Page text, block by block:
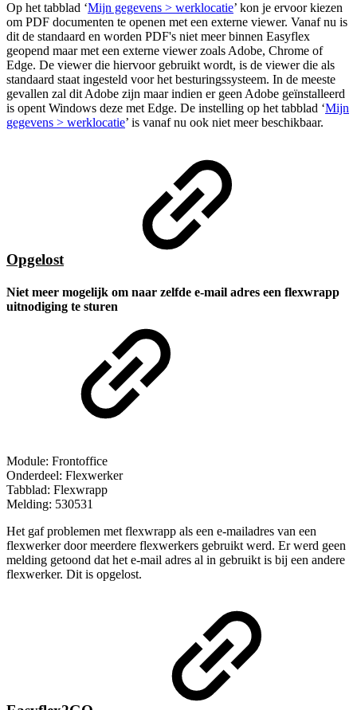
Op het tabblad ‘Mijn gegevens > werklocatie’ kon je ervoor kiezen
om PDF documenten te openen met een externe viewer. Vanaf nu is
dit de standaard en worden PDF's niet meer binnen Easyflex
geopend maar met een externe viewer zoals Adobe, Chrome of
Edge. De viewer die hiervoor gebruikt wordt, is de viewer die als
standaard staat ingesteld voor het besturingssysteem. In de meeste
gevallen zal dit Adobe zijn maar indien er geen Adobe geïnstalleerd
is opent Windows deze met Edge. De instelling op het tabblad ‘Mijn
gegevens > werklocatie’ is vanaf nu ook niet meer beschikbaar.
Opgelost
Niet meer mogelijk om naar zelfde e-mail adres een flexwrapp
uitnodiging te sturen
Module: Frontoffice
Onderdeel: Flexwerker
Tabblad: Flexwrapp
Melding: 530531
Het gaf problemen met flexwrapp als een e-mailadres van een
flexwerker door meerdere flexwerkers gebruikt werd. Er werd geen
melding getoond dat het e-mail adres al in gebruikt is bij een andere
flexwerker. Dit is opgelost.